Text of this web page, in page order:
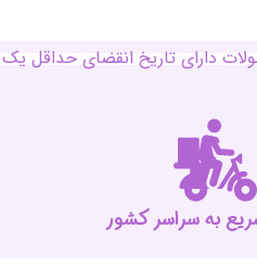
دارای تاریخ انقضای حداقل
به سراسر کشور